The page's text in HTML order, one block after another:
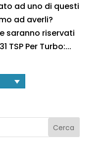
ad uno di questi
ad averli?
saranno riservati
TSP Per Turbo:...